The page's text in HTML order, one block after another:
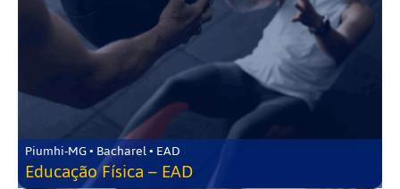
Piumhi-MG • Bacharel • EAD
Educação Física – EAD